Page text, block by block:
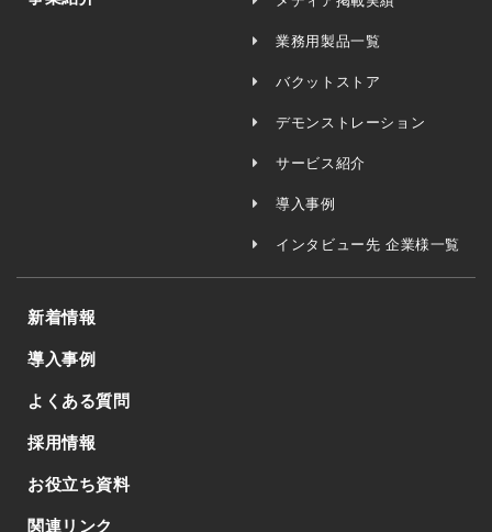
業務用製品一覧
バクットストア
デモンストレーション
サービス紹介
導入事例
インタビュー先 企業様一覧
新着情報
導入事例
よくある質問
採用情報
お役立ち資料
関連リンク